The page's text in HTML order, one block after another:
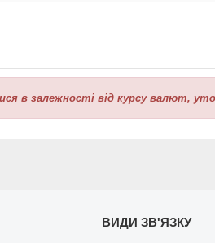
в залежності від курсу валют,